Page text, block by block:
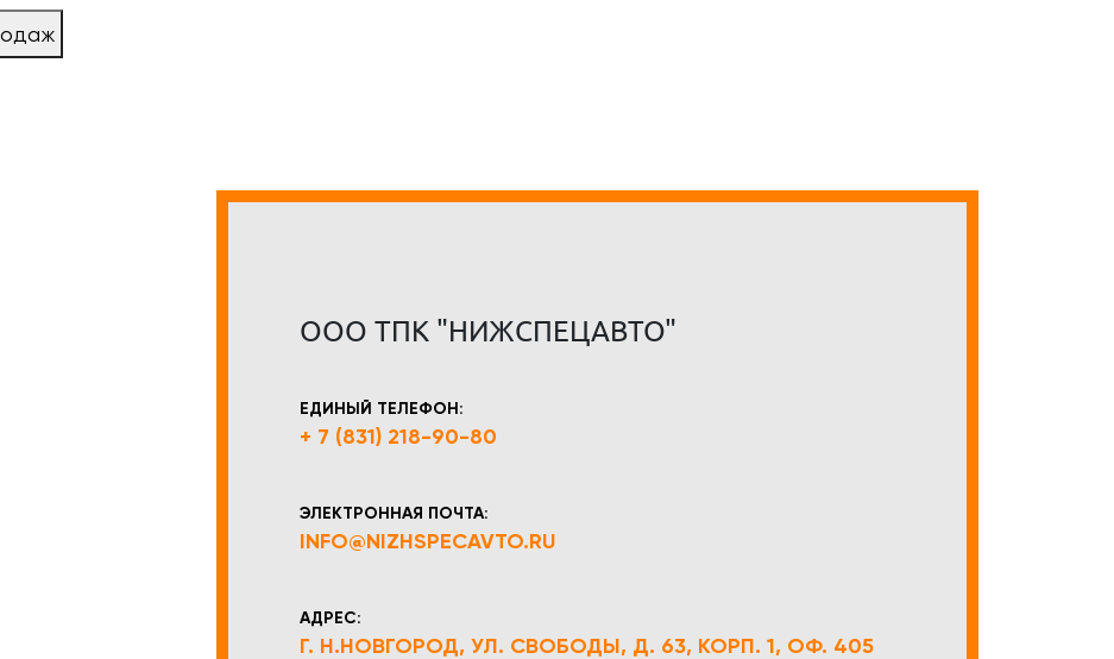
ООО ТПК "НИЖСПЕЦАВТО"
ЕДИНЫЙ ТЕЛЕФОН:
+ 7 (831) 218-90-80
ЭЛЕКТРОННАЯ ПОЧТА:
INFO@NIZHSPECAVTO.RU
АДРЕС:
Г. Н.НОВГОРОД, УЛ. СВОБОДЫ, Д. 63, КОРП. 1, ОФ. 405